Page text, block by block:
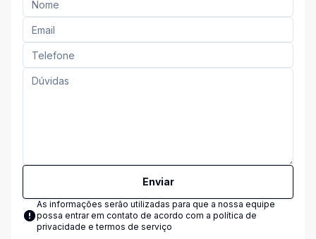
Enviar
As informações serão utilizadas para que a nossa equipe
possa entrar em contato de acordo com a política de
privacidade e termos de serviço